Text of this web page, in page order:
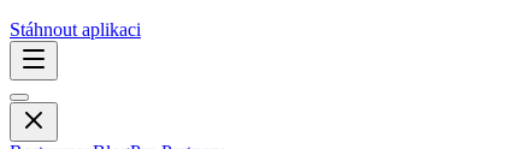
Stáhnout aplikaci